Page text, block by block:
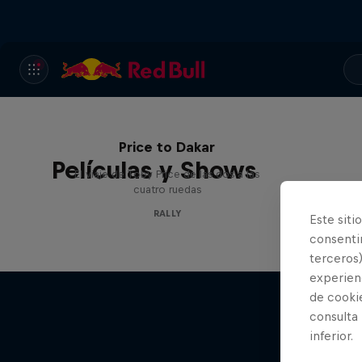
Películas y Shows
Price to Dakar
El viaje de Toby Price de las dos a las
cuatro ruedas
RALLY
Este
de
inferior.